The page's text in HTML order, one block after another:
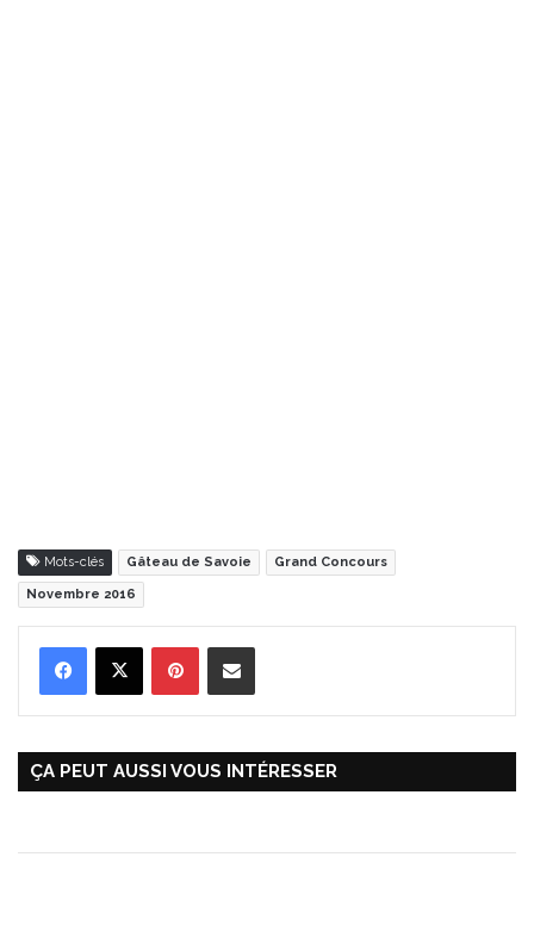
Mots-clés Gâteau de Savoie Grand Concours
Novembre 2016
ÇA PEUT AUSSI VOUS INTÉRESSER